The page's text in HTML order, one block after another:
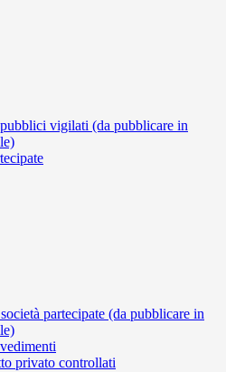
vigilati (da pubblicare in
partecipate (da pubblicare in
privato controllati